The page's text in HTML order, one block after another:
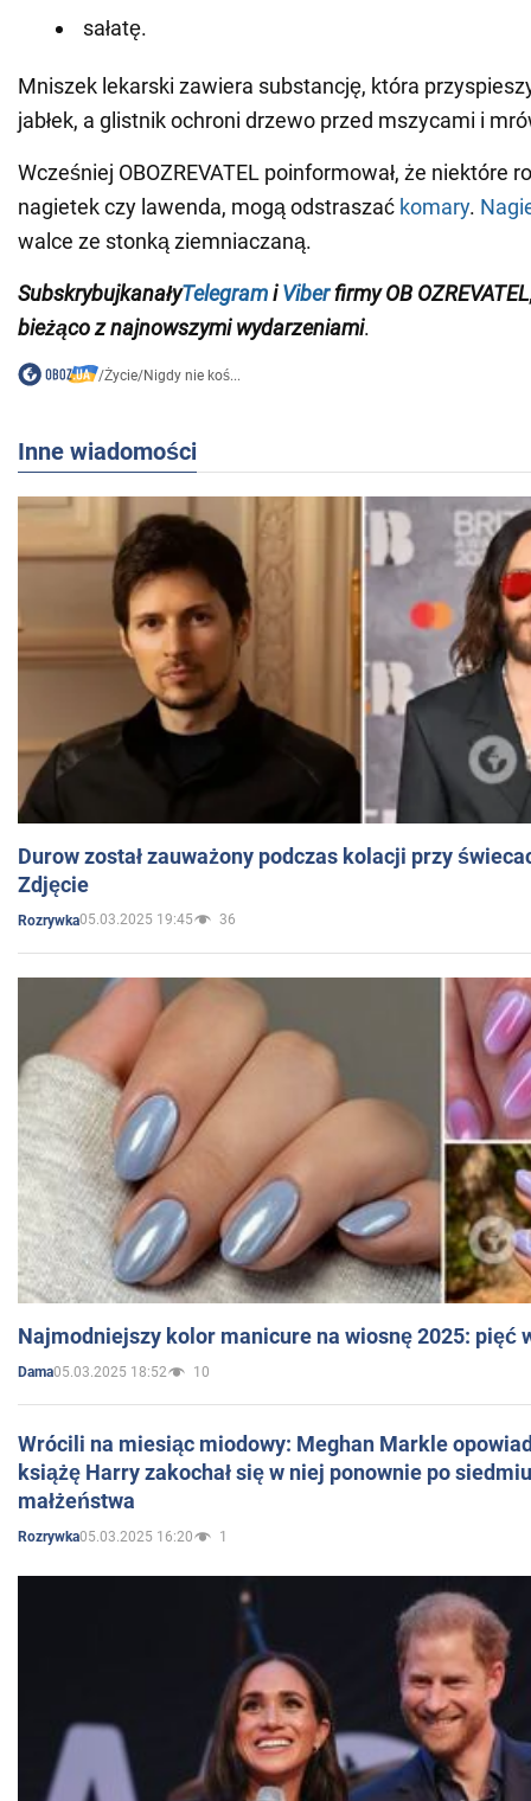
sałatę.
Mniszek lekarski zawiera substancję, która
jabłek, a glistnik ochroni drzewo przed mszycami i
Wcześniej OBOZREVATEL poinformował, że niektóre
nagietek czy lawenda, mogą odstraszać komary.
walce ze stonką ziemniaczaną.
SubskrybujkanałyTelegramiViberfirmy OB OZREVATEL
bieżąco z najnowszymi wydarzeniami.
/Życie/Nigdy nie koś...
Inne wiadomości
Durow został zauważony podczas kolacji przy
Zdjęcie
Rozrywka05.03.2025 19:45 36
Najmodniejszy kolor manicure na wiosnę 2025: pięć
Dama05.03.2025 18:52 10
Wrócili na miesiąc miodowy: Meghan Markle
książę Harry zakochał się w niej ponownie po
małżeństwa
Rozrywka05.03.2025 16:20 1